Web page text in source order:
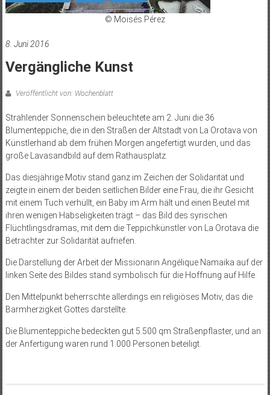
© Moisés Pérez
8. Juni 2016
Vergängliche Kunst
Veröffentlicht von: Wochenblatt
Strahlender Sonnenschein beleuchtete am 2. Juni die 36
Blumenteppiche, die in den Straßen der Altstadt von La Orotava von
Künstlerhand ab dem frühen Morgen angefertigt wurden, und das
große Lavasandbild auf dem Rathausplatz.
Das diesjährige Motiv stand ganz im Zeichen der Solidarität und
zeigte in einem der beiden seitlichen Bilder eine Frau, die ihr Gesicht
mit einem Tuch verhüllt, ein Baby im Arm hält und einen Beutel mit
ihren wenigen Habseligkeiten trägt – das Bild des syrischen
Flüchtlingsdramas, mit dem die Teppichkünstler von La Orotava die
Betrachter zur Solidarität aufriefen.
Die Darstellung der Arbeit der Missionarin Angélique Namaika auf der
linken Seite des Bildes stand symbolisch für die Hoffnung auf Hilfe.
Den Mittelpunkt beherrschte allerdings ein religiöses Motiv, das die
Barmherzigkeit Gottes darstellte.
Die Blumenteppiche bedeckten gut 5.500 qm Straßenpflaster, und an
der Anfertigung waren rund 1.000 Personen beteiligt.